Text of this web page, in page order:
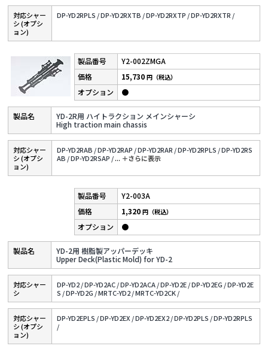
対応シャー
シ (オプシ
ョン)
DP-YD2RPLS /DP-YD2RXTB /DP-YD2RXTP /DP-YD2RXTR /
Y2-002ZMGA
YD-2R用 ハイトラクション メインシャーシ
High traction main chassis
15,730円（税込）
●
対応シャー
シ (オプシ
ョン)
DP-YD2RAB /DP-YD2RAP /DP-YD2RAR /DP-YD2RPLS /DP-YD2RS
AB /DP-YD2RSAP /... ＋さらに表⽰
Y2-003A
YD-2用 樹脂製アッパーデッキ
Upper Deck(Plastic Mold) for YD-2
1,320円（税込）
●
対応シャー
シ
DP-YD2 /DP-YD2AC /DP-YD2ACA /DP-YD2E /DP-YD2EG /DP-YD2E
S /DP-YD2G /MRTC-YD2 /MRTC-YD2CK /
対応シャー
シ (オプシ
ョン)
DP-YD2EPLS /DP-YD2EX /DP-YD2EX2 /DP-YD2PLS /DP-YD2RPLS
/